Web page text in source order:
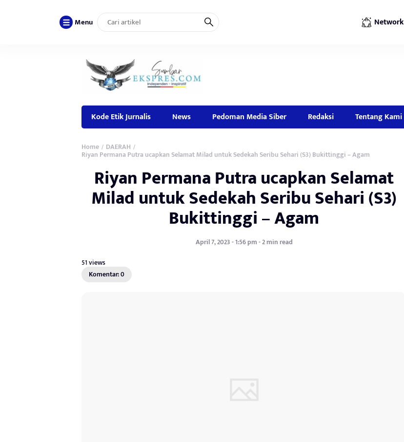
Menu Network
Kode Etik Jurnalis News Pedoman Media Siber Redaksi Tentang Kami
Home / DAERAH /
Riyan Permana Putra ucapkan Selamat Milad untuk Sedekah Seribu Sehari (S3) Bukittinggi – Agam
Riyan Permana Putra ucapkan Selamat
Milad untuk Sedekah Seribu Sehari (S3)
Bukittinggi – Agam
April 7, 2023 - 1:56 pm - 2 min read
51 views
Komentar: 0